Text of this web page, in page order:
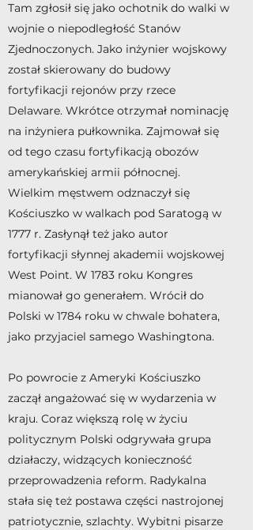
Tam zgłosił się jako ochotnik do walki w
wojnie o niepodległość Stanów
Zjednoczonych. Jako inżynier wojskowy
został skierowany do budowy
fortyfikacji rejonów przy rzece
Delaware. Wkrótce otrzymał nominację
na inżyniera pułkownika. Zajmował się
od tego czasu fortyfikacją obozów
amerykańskiej armii północnej.
Wielkim męstwem odznaczył się
Kościuszko w walkach pod Saratogą w
1777 r. Zasłynął też jako autor
fortyfikacji słynnej akademii wojskowej
West Point. W 1783 roku Kongres
mianował go generałem. Wrócił do
Polski w 1784 roku w chwale bohatera,
jako przyjaciel samego Washingtona.
Po powrocie z Ameryki Kościuszko
zaczął angażować się w wydarzenia w
kraju. Coraz większą rolę w życiu
politycznym Polski odgrywała grupa
działaczy, widzących konieczność
przeprowadzenia reform. Radykalna
stała się też postawa części nastrojonej
patriotycznie, szlachty. Wybitni pisarze